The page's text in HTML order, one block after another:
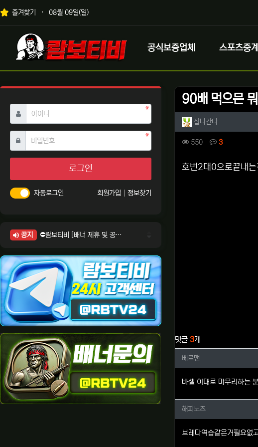
상단 네비
즐겨찾기 08월 09일(일)
메인 메뉴
로고
공식보증업체 스포츠중계
90배 먹으믄
작성자 정보
잘나간다작성
컨텐츠 정보
550조회 3댓글
본문
호번2대0으로끝내는
댓글 3개
베르맨님의 댓글
베르맨
바셀 이대로 마무리하는
해피노즈님의
해피노즈
브레다역습같은거필요없
아이디 필수
비밀번호필수
로그인
자동로그인 회원가입 정보찾기
공지
⛔람보티비 [배너 제휴 및 공식 입점 문의 안내]
⛔람보티비 [정회원 등급UP! 안내사항]
⛔람보티비 [채팅방 이용시 주의사항]
⛔람보티비 [공식보증업체 안내]